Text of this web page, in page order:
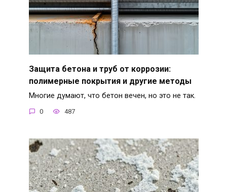
Защита бетона и труб от коррозии:
полимерные покрытия и другие методы
Многие думают, что бетон вечен, но это не так.
0 487